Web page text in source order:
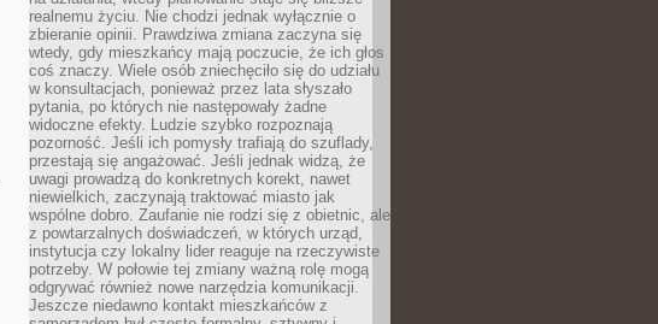
realnemu życiu. Nie chodzi jednak wyłącznie o
zbieranie opinii. Prawdziwa zmiana zaczyna się
wtedy, gdy mieszkańcy mają poczucie, że ich głos
coś znaczy. Wiele osób zniechęciło się do udziału
w konsultacjach, ponieważ przez lata słyszało
pytania, po których nie następowały żadne
widoczne efekty. Ludzie szybko rozpoznają
pozorność. Jeśli ich pomysły trafiają do szuflady,
przestają się angażować. Jeśli jednak widzą, że
uwagi prowadzą do konkretnych korekt, nawet
niewielkich, zaczynają traktować miasto jak
wspólne dobro. Zaufanie nie rodzi się z obietnic, ale
z powtarzalnych doświadczeń, w których urząd,
instytucja czy lokalny lider reaguje na rzeczywiste
potrzeby. W połowie tej zmiany ważną rolę mogą
odgrywać również nowe narzędzia komunikacji.
Jeszcze niedawno kontakt mieszkańców z